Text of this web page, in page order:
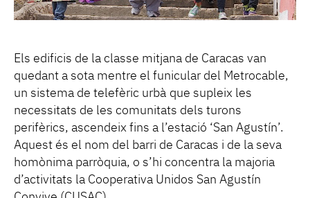
Els edificis de la classe mitjana de Caracas van
quedant a sota mentre el funicular del Metrocable,
un sistema de telefèric urbà que supleix les
necessitats de les comunitats dels turons
perifèrics, ascendeix fins a l’estació ‘San Agustín’.
Aquest és el nom del barri de Caracas i de la seva
homònima parròquia, o s’hi concentra la majoria
d’activitats la Cooperativa Unidos San Agustín